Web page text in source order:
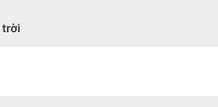
trời